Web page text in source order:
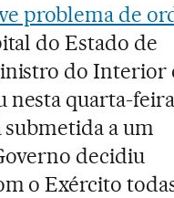
problema de
do Estado de
do Interior
nesta quarta-feira
submetida a um
decidiu
o Exército